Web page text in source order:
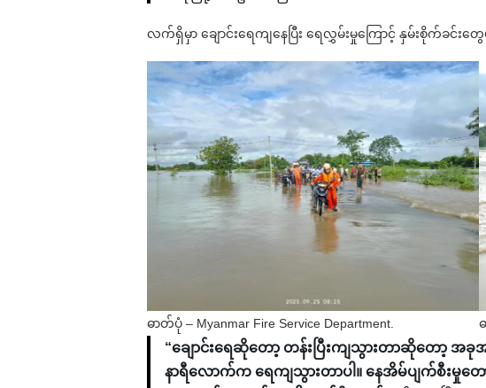
လက်ရှိမှာ ချောင်းရေကျနေပြီး ရေလွှမ်းမှုကြောင့် နှမ်းစိုက်ခ
ဓာတ်ပုံ – Myanmar Fire Service Department.
“ချောင်းရေဆိုတော့ တန်းပြီးကျသွားတာဆိုတော့
နာရီလောက်က ရေကျသွားတာပါ။ နေအိမ်ပျက်စီးမှုတော့